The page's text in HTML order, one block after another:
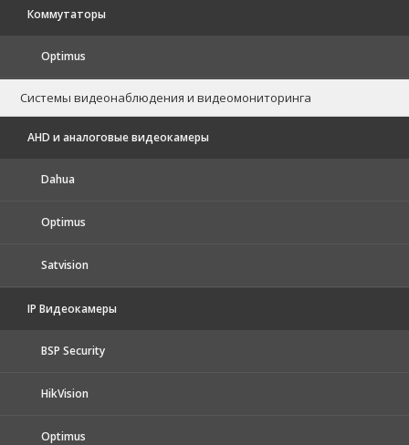
Коммутаторы
Optimus
Системы видеонаблюдения и видеомониторинга
AHD и аналоговые видеокамеры
Dahua
Optimus
Satvision
IP Видеокамеры
BSP Security
HikVision
Optimus